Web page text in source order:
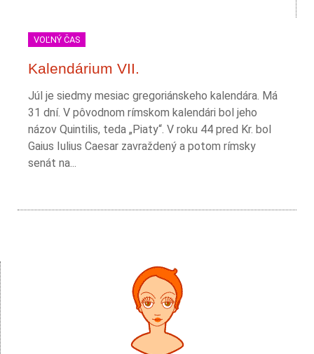
VOĽNÝ ČAS
Kalendárium VII.
Júl je siedmy mesiac gregoriánskeho kalendára. Má
31 dní. V pôvodnom rímskom kalendári bol jeho
názov Quintilis, teda „Piaty“. V roku 44 pred Kr. bol
Gaius Iulius Caesar zavraždený a potom rímsky
senát na...